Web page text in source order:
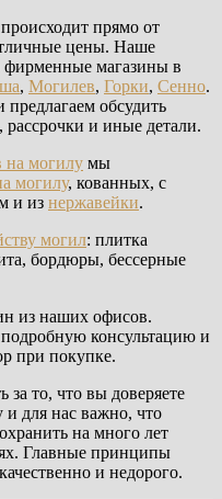
прямо от
цены. Наше
фирменные магазины в
, Могилев, Горки, Сенно.
обсудить
и иные детали.
на могилу мы
могилу, кованных, с
и из нержавейки.
могил: плитка
бордюры, бессерные
из наших офисов.
консультацию и
при покупке.
за то, что вы доверяете
для нас важно, что
на много лет
Главные принципы
и недорого.